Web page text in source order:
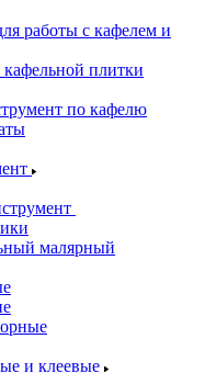
работы с кафелем и
плитки
по кафелю
малярный
и клеевые